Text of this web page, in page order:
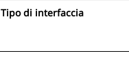
Tipo di interfaccia